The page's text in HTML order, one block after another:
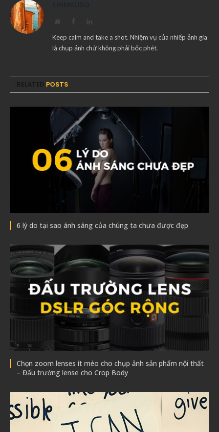
Keep calm and take a shot. Nhiệm vụ của nhiếp ảnh gia
là chụp ảnh chứ không phải bốc phét.
POSTS
6 lý do tại sao ánh sáng của chúng ta chưa được đẹp
Chọn zoom lenses ít méo cho chụp ảnh sản phẩm nội thất
– Đấu trường lense cho Crop Body